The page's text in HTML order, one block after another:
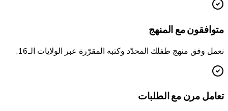
متوافقون مع المنهج
نعمل وفق منهج طفلك المحدّد وكتبه المقرّرة عبر الولايات الـ16.
تعامل مرن مع الطلبات